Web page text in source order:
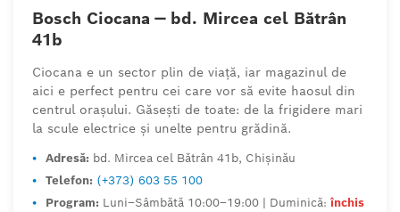
Bosch Ciocana — bd. Mircea cel Bătrân
41b
Ciocana e un sector plin de viață, iar magazinul de
aici e perfect pentru cei care vor să evite haosul din
centrul orașului. Găsești de toate: de la frigidere mari
la scule electrice și unelte pentru grădină.
• Adresă: bd. Mircea cel Bătrân 41b, Chișinău
• Telefon: (+373) 603 55 100
•
Program: Luni–Sâmbătă 10:00–19:00 | Duminică: închis